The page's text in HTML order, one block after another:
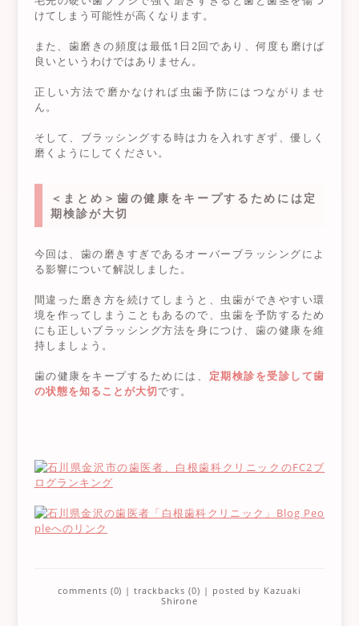
けてしまう可能性が高くなります。
また、歯磨きの頻度は最低1日2回であり、何度も磨けば
良いというわけではありません。
正しい方法で磨かなければ虫歯予防にはつながりませ
ん。
そして、ブラッシングする時は力を入れすぎず、優しく
磨くようにしてください。
＜まとめ＞歯の健康をキープするためには定
期検診が大切
今回は、歯の磨きすぎであるオーバーブラッシングによ
る影響について解説しました。
間違った磨き方を続けてしまうと、虫歯ができやすい環
境を作ってしまうこともあるので、虫歯を予防するため
にも正しいブラッシング方法を身につけ、歯の健康を維
持しましょう。
歯の健康をキープするためには、 定期検診を受診して歯
の状態を知ることが大切です。
comments (0) |trackbacks (0) | posted by Kazuaki
Shirone